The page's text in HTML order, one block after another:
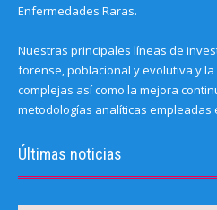
Enfermedades Raras.
Nuestras principales líneas de
forense, poblacional y evolutiva y
complejas así como la mejora
metodologías analíticas empleadas
Últimas noticias